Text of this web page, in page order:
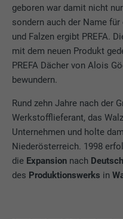
geboren war damit nicht
sondern auch der Name
und Falzen ergibt PREFA.
mit dem neuen Produkt
PREFA Dächer von Alois
bewundern.
Rund zehn Jahre nach der
Werkstofflieferant, das
Unternehmen und holte
Niederösterreich. 1998
die Expansion nach
des Produktionswerks in